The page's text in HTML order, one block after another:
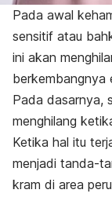
Pada awal
sensitif atau
ini akan
berkembangnya
Pada dasarnya,
menghilang
Ketika hal itu
menjadi tanda-
kram di area